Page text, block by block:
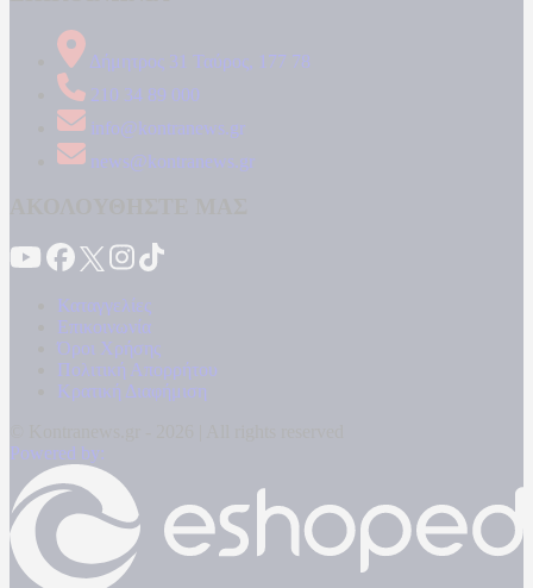
Δήμητρος 31 Ταύρος, 177 78
210 34 89 000
info@kontranews.gr
news@kontranews.gr
Καταγγελίες
Επικοινωνία
Όροι Χρήσης
Πολιτική Απορρήτου
Κρατική Διαφήμιση
Powered by: